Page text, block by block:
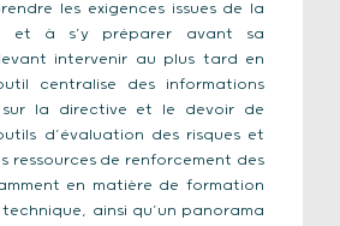
les exigences issues de la
et à s’y préparer avant sa
intervenir au plus tard en
centralise des informations
sur la directive et le devoir de
d’évaluation des risques et
ressources de renforcement des
en matière de formation
ainsi qu’un panorama